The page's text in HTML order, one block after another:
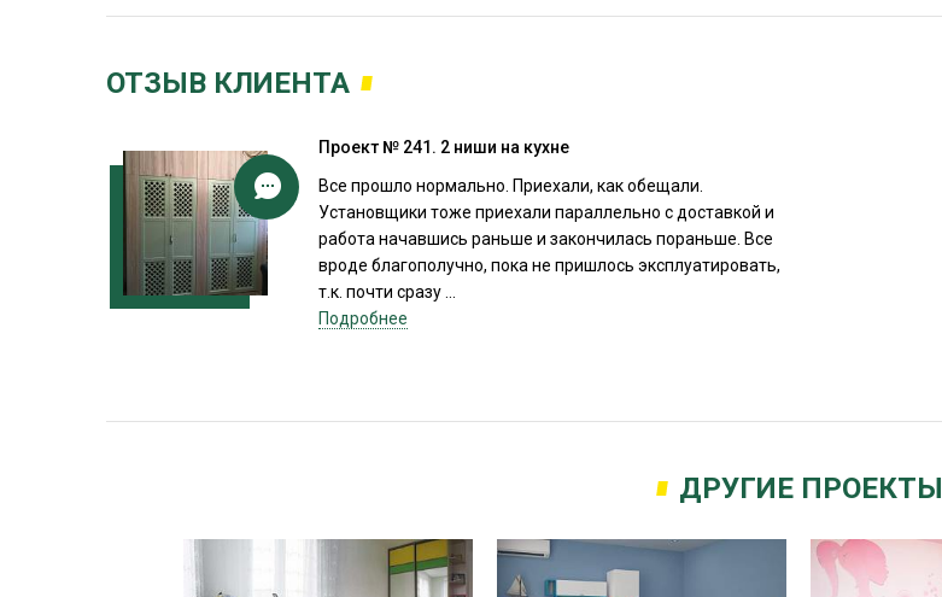
ОТЗЫВ КЛИЕНТА
Проект № 241. 2 ниши на кухне
Все прошло нормально. Приехали, как обещали.
Установщики тоже приехали параллельно с доставкой и
работа начавшись раньше и закончилась пораньше. Все
вроде благополучно, пока не пришлось эксплуатировать,
т.к. почти сразу ...
Подробнее
ДРУГИЕ ПРОЕКТЫ